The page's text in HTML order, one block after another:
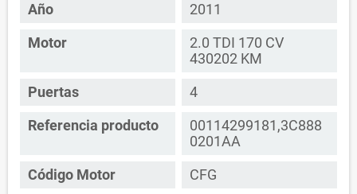
Año
2011
Motor
2.0 TDI 170 CV
430202 KM
Puertas
4
Referencia producto
00114299181,3C888
0201AA
Código Motor
CFG